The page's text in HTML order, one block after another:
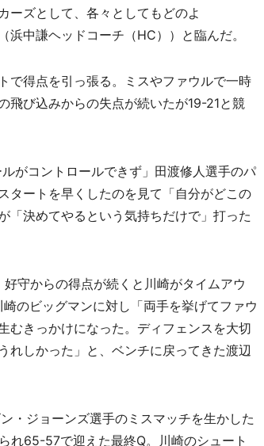
ーズとして、各々としてもどのよ
中謙ヘッドコーチ（HC））と臨んだ。
得点を引っ張る。ミスやファウルで一時
飛び込みからの失点が続いたが19-21と競
がコントロールできず」田渡修人選手のパ
タートを早くしたのを見て「自分がどこの
「決めてやるという気持ちだけで」打った
守からの得点が続くと川崎がタイムアウ
のビッグマンに対し「両手を挙げてファウ
むきっかけになった。ディフェンスを大切
れしかった」と、ベンチに戻ってきた渡辺
・ジョーンズ選手のミスマッチを生かした
れ65-57で迎えた最終Q。川崎のシュート